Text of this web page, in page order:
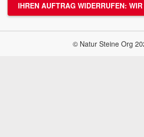
IHREN AUFTRAG WIDERRUFEN:
© Natur Steine Org